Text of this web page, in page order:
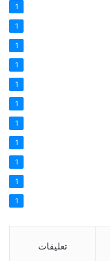
1
1
1
1
1
1
1
1
1
1
1
تعليقات